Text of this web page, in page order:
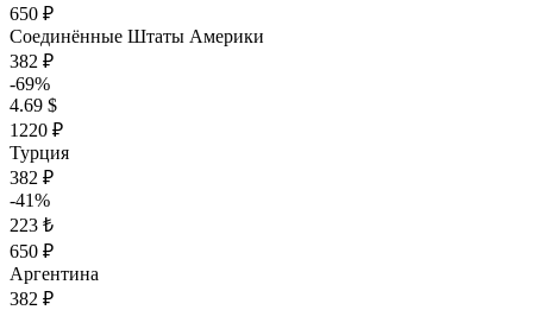
650 ₽
Соединённые Штаты Америки
382 ₽
-69%
4.69 $
1220 ₽
Турция
382 ₽
-41%
223 ₺
650 ₽
Аргентина
382 ₽